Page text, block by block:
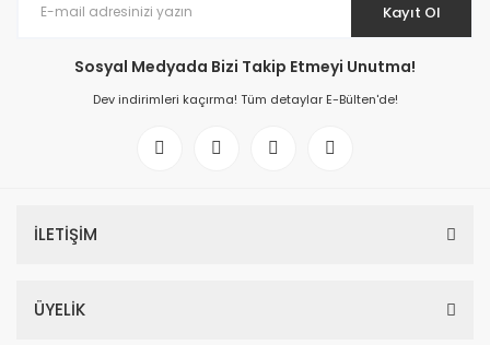
Kayıt Ol
Sosyal Medyada Bizi Takip Etmeyi Unutma!
Dev indirimleri kaçırma! Tüm detaylar E-Bülten'de!
İLETİŞİM
ÜYELİK